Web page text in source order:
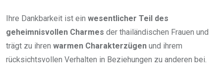
Ihre Dankbarkeit ist ein wesentlicher Teil des
geheimnisvollen Charmes der thailändischen Frauen und
trägt zu ihren warmen Charakterzügen und ihrem
rücksichtsvollen Verhalten in Beziehungen zu anderen bei.